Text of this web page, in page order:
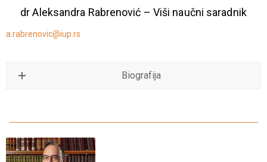
dr Aleksandra Rabrenović – Viši naučni saradnik
a.rabrenovic@iup.rs
Biografija